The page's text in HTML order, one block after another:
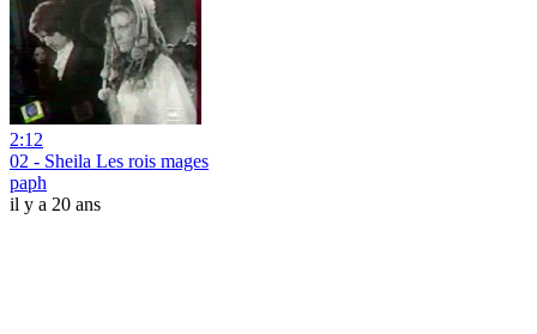
2:12
02 - Sheila Les rois mages
paph
il y a 20 ans